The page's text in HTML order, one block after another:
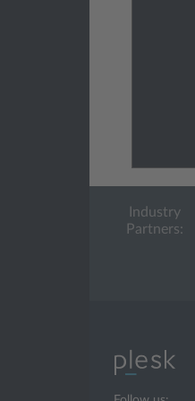
Industry
Partners: